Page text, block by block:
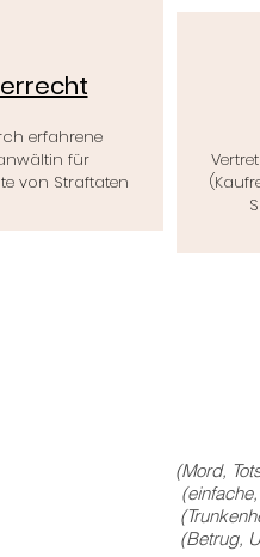
erfahrene
für
von Straftaten
(Mord,
gefährliche,
(Betrug,